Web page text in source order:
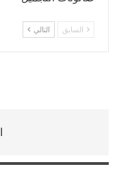
السابق التالي